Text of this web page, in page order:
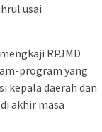
usai
RPJMD
program yang
kepala daerah dan
akhir masa